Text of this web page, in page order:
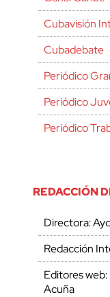
Cubavisión
Cubadebate
Periódico
Periódico
Periódico
REDACCIÓN
Directora:
Redacción
Editores
Acuña